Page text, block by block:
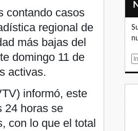
contando casos
regional de
más bajas del
domingo 11 de
activas.
informó, este
24 horas se
con lo que el total
E